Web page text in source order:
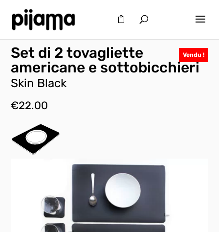
Vendu !
Set di 2 tovagliette
americane e sottobicchieri
Skin Black
€22.00